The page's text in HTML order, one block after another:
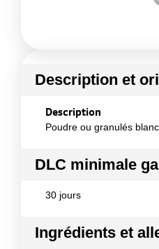
Description et
Description
Poudre ou granulés
DLC minimale
30 jours
Ingrédients et